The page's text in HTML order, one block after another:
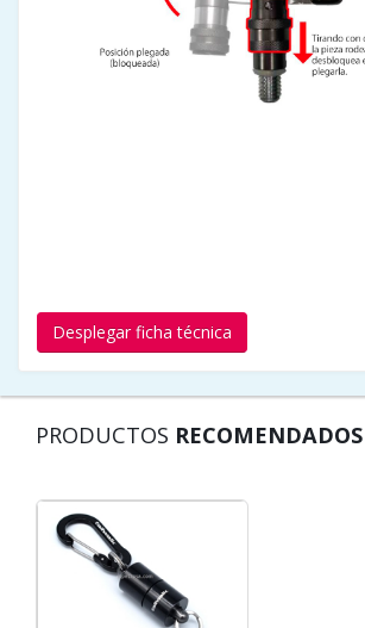
Desplegar ficha técnica
PRODUCTOS RECOMENDADOS